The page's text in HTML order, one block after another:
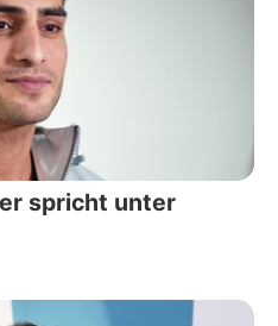
spricht unter